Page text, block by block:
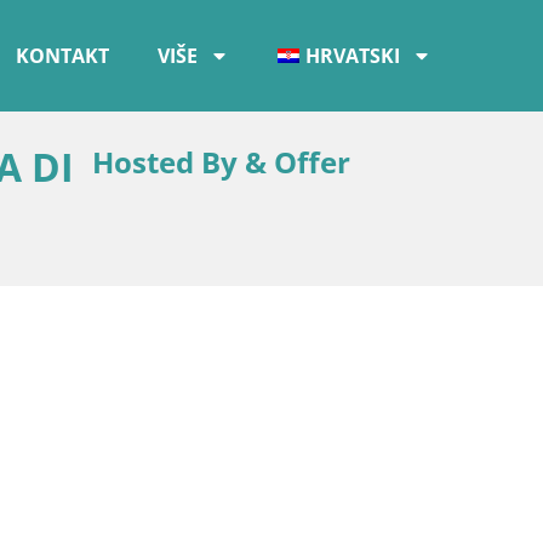
KONTAKT VIŠE HRVATSKI
DI Hosted By & Offer